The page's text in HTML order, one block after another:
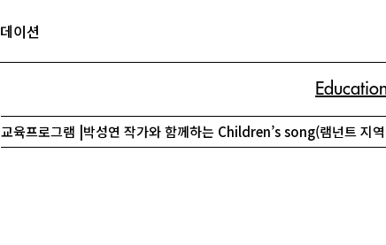
교육프로그램 |박성연 작가와 함께하는 Children’s song(램넌트 지